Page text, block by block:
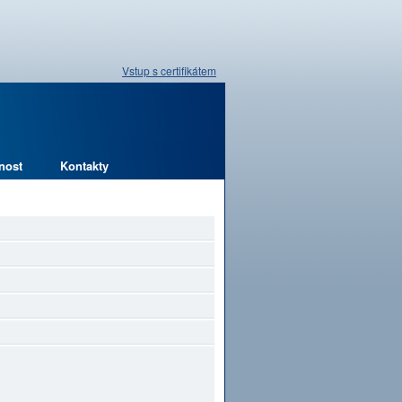
Vstup s certifikátem
Kontakty